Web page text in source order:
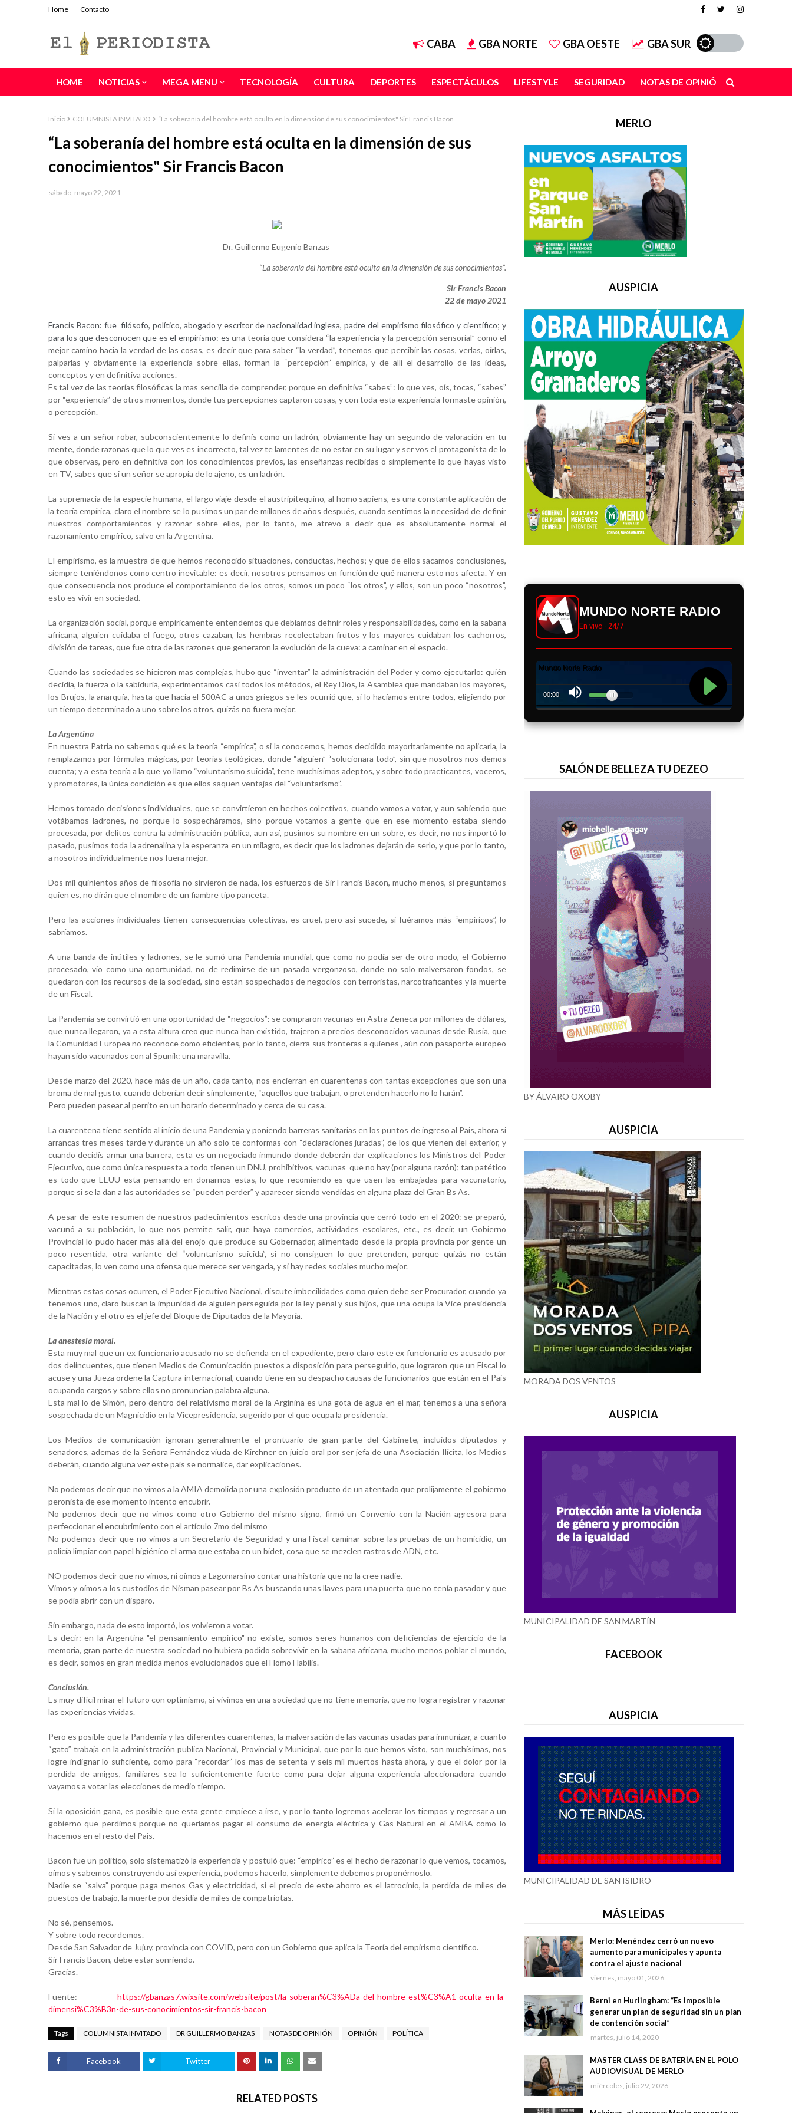
Home Contacto
CABA GBA NORTE GBA OESTE GBA SUR
HOME NOTICIAS MEGA MENU TECNOLOGÍA CULTURA DEPORTES ESPECTÁCULOS LIFESTYLE SEGURIDAD NOTAS DE OPINIÓN
Inicio COLUMNISTA INVITADO “La soberanía del hombre está oculta en la dimensión de sus conocimientos" Sir Francis Bacon
“La soberanía del hombre está oculta en la dimensión de sus
conocimientos" Sir Francis Bacon
sábado, mayo 22, 2021
Dr. Guillermo Eugenio Banzas
“La soberanía del hombre está oculta en la dimensión de sus conocimientos”.
Sir Francis Bacon
22 de mayo 2021
Francis Bacon: fue filósofo, político, abogado y escritor de nacionalidad inglesa, padre del empirismo filosófico y científico; y
para los que desconocen que es el empirismo: es una teoría que considera “la experiencia y la percepción sensorial” como el
mejor camino hacia la verdad de las cosas, es decir que para saber “la verdad”, tenemos que percibir las cosas, verlas, oírlas,
palparlas y obviamente la experiencia sobre ellas, forman la “percepción” empírica, y de allí el desarrollo de las ideas,
conceptos y en definitiva acciones.
Es tal vez de las teorías filosóficas la mas sencilla de comprender, porque en definitiva “sabes”: lo que ves, oís, tocas, “sabes”
por “experiencia” de otros momentos, donde tus percepciones captaron cosas, y con toda esta experiencia formaste opinión,
o percepción.
Si ves a un señor robar, subconscientemente lo definís como un ladrón, obviamente hay un segundo de valoración en tu
mente, donde razonas que lo que ves es incorrecto, tal vez te lamentes de no estar en su lugar y ser vos el protagonista de lo
que observas, pero en definitiva con los conocimientos previos, las enseñanzas recibidas o simplemente lo que hayas visto
en TV, sabes que si un señor se apropia de lo ajeno, es un ladrón.
La supremacía de la especie humana, el largo viaje desde el austripitequino, al homo sapiens, es una constante aplicación de
la teoría empírica, claro el nombre se lo pusimos un par de millones de años después, cuando sentimos la necesidad de definir
nuestros comportamientos y razonar sobre ellos, por lo tanto, me atrevo a decir que es absolutamente normal el
razonamiento empírico, salvo en la Argentina.
El empirismo, es la muestra de que hemos reconocido situaciones, conductas, hechos; y que de ellos sacamos conclusiones,
siempre teniéndonos como centro inevitable: es decir, nosotros pensamos en función de qué manera esto nos afecta. Y en
que consecuencia nos produce el comportamiento de los otros, somos un poco “los otros”, y ellos, son un poco “nosotros”,
esto es vivir en sociedad.
La organización social, porque empíricamente entendemos que debíamos definir roles y responsabilidades, como en la sabana
africana, alguien cuidaba el fuego, otros cazaban, las hembras recolectaban frutos y los mayores cuidaban los cachorros,
división de tareas, que fue otra de las razones que generaron la evolución de la cueva: a caminar en el espacio.
Cuando las sociedades se hicieron mas complejas, hubo que “inventar” la administración del Poder y como ejecutarlo: quién
decidía, la fuerza o la sabiduría, experimentamos casi todos los métodos, el Rey Dios, la Asamblea que mandaban los mayores,
los Brujos, la anarquía, hasta que hacia el 500AC a unos griegos se les ocurrió que, si lo hacíamos entre todos, eligiendo por
un tiempo determinado a uno sobre los otros, quizás no fuera mejor.
La Argentina
En nuestra Patria no sabemos qué es la teoría “empírica”, o si la conocemos, hemos decidido mayoritariamente no aplicarla, la
remplazamos por fórmulas mágicas, por teorías teológicas, donde “alguien” “solucionara todo”, sin que nosotros nos demos
cuenta; y a esta teoría a la que yo llamo “voluntarismo suicida”, tene muchísimos adeptos, y sobre todo practicantes, voceros,
y promotores, la única condición es que ellos saquen ventajas del “voluntarismo”.
Hemos tomado decisiones individuales, que se convirtieron en hechos colectivos, cuando vamos a votar, y aun sabiendo que
votábamos ladrones, no porque lo sospecháramos, sino porque votamos a gente que en ese momento estaba siendo
procesada, por delitos contra la administración pública, aun así, pusimos su nombre en un sobre, es decir, no nos importó lo
pasado, pusimos toda la adrenalina y la esperanza en un milagro, es decir que los ladrones dejarán de serlo, y que por lo tanto,
a nosotros individualmente nos fuera mejor.
Dos mil quinientos años de filosofía no sirvieron de nada, los esfuerzos de Sir Francis Bacon, mucho menos, si preguntamos
quien es, no dirán que el nombre de un fiambre tipo panceta.
Pero las acciones individuales tienen consecuencias colectivas, es cruel, pero así sucede, si fuéramos más “empíricos”, lo
sabríamos.
A una banda de inútiles y ladrones, se le sumó una Pandemia mundial, que como no podía ser de otro modo, el Gobierno
procesado, vio como una oportunidad, no de redimirse de un pasado vergonzoso, donde no solo malversaron fondos, se
quedaron con los recursos de la sociedad, sino están sospechados de negocios con terroristas, narcotraficantes y la muerte
de un Fiscal.
La Pandemia se convirtió en una oportunidad de “negocios”: se compraron vacunas en Astra Zeneca por millones de dólares,
que nunca llegaron, ya a esta altura creo que nunca han existido, trajeron a precios desconocidos vacunas desde Rusia, que
la Comunidad Europea no reconoce como eficientes, por lo tanto, cierra sus fronteras a quienes , aún con pasaporte europeo
hayan sido vacunados con al Spunik: una maravilla.
Desde marzo del 2020, hace más de un año, cada tanto, nos encierran en cuarentenas con tantas excepciones que son una
broma de mal gusto, cuando deberían decir simplemente, “aquellos que trabajan, o pretenden hacerlo no lo harán”.
Pero pueden pasear al perrito en un horario determinado y cerca de su casa.
La cuarentena tiene sentido al inicio de una Pandemia y poniendo barreras sanitarias en los puntos de ingreso al Pais, ahora si
arrancas tres meses tarde y durante un año solo te conformas con “declaraciones juradas”, de los que vienen del exterior, y
cuando decidís armar una barrera, esta es un negociado inmundo donde deberán dar explicaciones los Ministros del Poder
Ejecutivo, que como única respuesta a todo tienen un DNU, prohibitivos, vacunas que no hay (por alguna razón); tan patético
porque si se la dan a las autoridades se “pueden perder” y aparecer siendo vendidas en alguna plaza del Gran Bs As.
A pesar de este resumen de nuestros padecimientos escritos desde una provincia que cerró todo en el 2020: se preparó,
vacunó a su población, lo que nos permite salir, que haya comercios, actividades escolares, etc., es decir, un Gobierno
Provincial lo pudo hacer más allá del enojo que produce su Gobernador, alimentado desde la propia provincia por gente un
poco resentida, otra variante del “voluntarismo suicida”, si no consiguen lo que pretenden, porque quizás no están
capacitadas, lo ven como una ofensa que merece ser vengada, y si hay redes sociales mucho mejor.
Mientras estas cosas ocurren, el Poder Ejecutivo Nacional, discute imbecilidades como quien debe ser Procurador, cuando ya
tenemos uno, claro buscan la impunidad de alguien perseguida por la ley penal y sus hijos, que una ocupa la Vice presidencia
de la Nación y el otro es el jefe del Bloque de Diputados de la Mayoría.
La anestesia moral.
Esta muy mal que un ex funcionario acusado no se defienda en el expediente, pero claro este ex funcionario es acusado por
dos delincuentes, que tienen Medios de Comunicación puestos a disposición para perseguirlo, que lograron que un Fiscal lo
acuse y una Jueza ordene la Captura internacional, cuando tiene en su despacho causas de funcionarios que están en el Pais
ocupando cargos y sobre ellos no pronuncian palabra alguna.
Esta mal lo de Simón, pero dentro del relativismo moral de la Arginina es una gota de agua en el mar, tenemos a una señora
sospechada de un Magnicidio en la Vicepresidencia, sugerido por el que ocupa la presidencia.
Los Medios de comunicación ignoran generalmente el prontuario de gran parte del Gabinete, incluidos diputados y
senadores, ademas de la Señora Fernández viuda de Kirchner en juicio oral por ser jefa de una Asociación Ilícita, los Medios
deberán, cuando alguna vez este país se normalice, dar explicaciones.
No podemos decir que no vimos a la AMIA demolida por una explosión producto de un atentado que prolijamente el gobierno
peronista de ese momento intento encubrir.
No podemos decir que no vimos como otro Gobierno del mismo signo, firmó un Convenio con la Nación agresora para
perfeccionar el encubrimiento con el artículo 7mo del mismo
No podemos decir que no vimos a un Secretario de Seguridad y una Fiscal caminar sobre las pruebas de un homicidio, un
policía limpiar con papel higiénico el arma que estaba en un bidet, cosa que se mezclen rastros de ADN, etc.
NO podemos decir que no vimos, ni oímos a Lagomarsino contar una historia que no la cree nadie.
Vimos y oímos a los custodios de Nisman pasear por Bs As buscando unas llaves para una puerta que no tenía pasador y que
se podía abrir con un disparo.
Sin embargo, nada de esto importó, los volvieron a votar.
Es decir: en la Argentina "el pensamiento empírico" no existe, somos seres humanos con deficiencias de ejercicio de la
memoria, gran parte de nuestra sociedad no hubiera podido sobrevivir en la sabana africana, mucho menos poblar el mundo,
es decir, somos en gran medida menos evolucionados que el Homo Habilis.
Conclusión.
Es muy difícil mirar el futuro con optimismo, si vivimos en una sociedad que no tiene memoria, que no logra registrar y razonar
las experiencias vividas.
Pero es posible que la Pandemia y las diferentes cuarentenas, la malversación de las vacunas usadas para inmunizar, a cuanto
“gato” trabaja en la administración publica Nacional, Provincial y Municipal, que por lo que hemos visto, son muchísimas, nos
logre indignar lo suficiente, como para “recordar” los mas de setenta y seis mil muertos hasta ahora, y que el dolor por la
perdida de amigos, familiares sea lo suficientemente fuerte como para dejar alguna experiencia aleccionadora cuando
vayamos a votarlas elecciones de medio tiempo.
Si la oposición gana, es posible que esta gente empiece a irse, y por lo tanto logremos acelerar los tiempos y regresar a un
gobierno que perdimos porque no queríamos pagar el consumo de energía eléctrica y Gas Natural en el AMBA como lo
hacemos en el resto del Pais.
Bacon fue un político, solo sistematizó la experiencia y postuló que: “empírico” es el hecho de razonar lo que vemos, tocamos,
oímos y sabemos construyendo así experiencia, podemos hacerlo, simplemente debemos proponérnoslo.
Nadie se “salva” porque paga menos Gas y electricidad, si el precio de este ahorro es el latrocinio, la perdida de miles de
puestos de trabajo, la muerte por desidia de miles de compatriotas.
No sé, pensemos.
Y sobre todo recordemos.
Desde San Salvador de Jujuy, provincia con COVID, pero con un Gobierno que aplica la Teoría del empirismo científico.
Sir Francis Bacon, debe estar sonriendo.
Gracias.
Fuente: https://gbanzas7.wixsite.com/website/post/la-soberan%C3%ADa-del-hombre-est%C3%A1-oculta-en-la-
dimensi%C3%B3n-de-sus-conocimientos-sir-francis-bacon
Tags COLUMNISTA INVITADO DR GUILLERMO BANZAS NOTAS DE OPINIÓN OPINIÓN POLÍTICA
Facebook Twitter
RELATED POSTS
MERLO
AUSPICIA
MUNDO NORTE RADIO
En vivo · 24/7
SALÓN DE BELLEZA TU DEZEO
BY ÁLVARO OXOBY
AUSPICIA
MORADA DOS VENTOS
AUSPICIA
MUNICIPALIDAD DE SAN MARTÍN
FACEBOOK
AUSPICIA
MUNICIPALIDAD DE SAN ISIDRO
MÁS LEÍDAS
Merlo: Menéndez cerró un nuevo
aumento para municipales y apunta
contra el ajuste nacional
viernes, mayo 01, 2026
Berni en Hurlingham: “Es imposible
generar un plan de seguridad sin un plan
de contención social”
martes, julio 14, 2020
MASTER CLASS DE BATERÍA EN EL POLO
AUDIOVISUAL DE MERLO
miércoles, julio 29, 2026